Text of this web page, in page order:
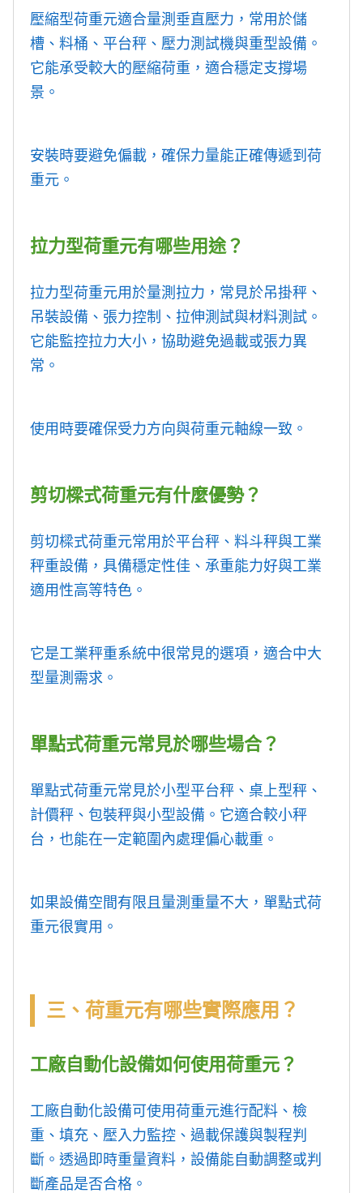
壓縮型荷重元適合量測垂直壓力，常用於儲
槽、料桶、平台秤、壓力測試機與重型設備。
它能承受較大的壓縮荷重，適合穩定支撐場
景。
安裝時要避免偏載，確保力量能正確傳遞到荷
重元。
拉力型荷重元有哪些用途？
拉力型荷重元用於量測拉力，常見於吊掛秤、
吊裝設備、張力控制、拉伸測試與材料測試。
它能監控拉力大小，協助避免過載或張力異
常。
使用時要確保受力方向與荷重元軸線一致。
剪切樑式荷重元有什麼優勢？
剪切樑式荷重元常用於平台秤、料斗秤與工業
秤重設備，具備穩定性佳、承重能力好與工業
適用性高等特色。
它是工業秤重系統中很常見的選項，適合中大
型量測需求。
單點式荷重元常見於哪些場合？
單點式荷重元常見於小型平台秤、桌上型秤、
計價秤、包裝秤與小型設備。它適合較小秤
台，也能在一定範圍內處理偏心載重。
如果設備空間有限且量測重量不大，單點式荷
重元很實用。
三、荷重元有哪些實際應用？
工廠自動化設備如何使用荷重元？
工廠自動化設備可使用荷重元進行配料、檢
重、填充、壓入力監控、過載保護與製程判
斷。透過即時重量資料，設備能自動調整或判
斷產品是否合格。